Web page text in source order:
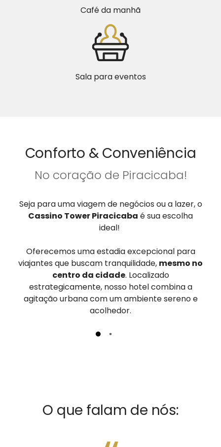
Café da manhã
Sala para eventos
Conforto & Conveniência
No coração de Piracicaba!
Seja para uma viagem de negócios ou a lazer, o
Cassino Tower Piracicaba é sua escolha
ideal!
Oferecemos uma estadia excepcional para
viajantes que buscam tranquilidade, mesmo no
centro da cidade. Localizado
estrategicamente, nosso hotel combina a
agitação urbana com um ambiente sereno e
acolhedor.
O que falam de nós: